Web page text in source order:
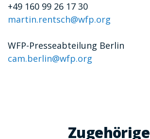
+49 160 99 26 17 30
martin.rentsch@wfp.org
WFP-Presseabteilung Berlin
cam.berlin@wfp.org
Zugehörige